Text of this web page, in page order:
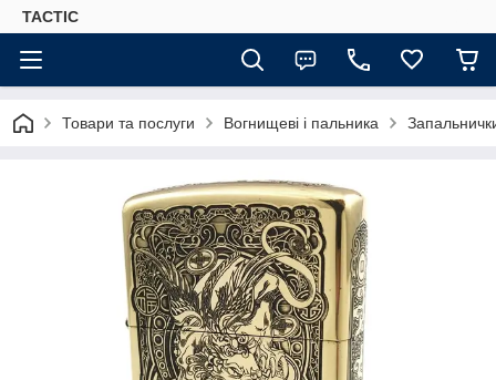
TACTIC
Товари та послуги Вогнищеві і пальника